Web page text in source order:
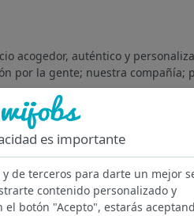
acogedor, auténtico y
por la gente; nuestra compañía;
es importante
de terceros para darte un mejor
contenido personalizado y
el botón "Acepto", estarás